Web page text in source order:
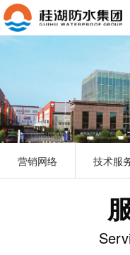
营销网络 技术服